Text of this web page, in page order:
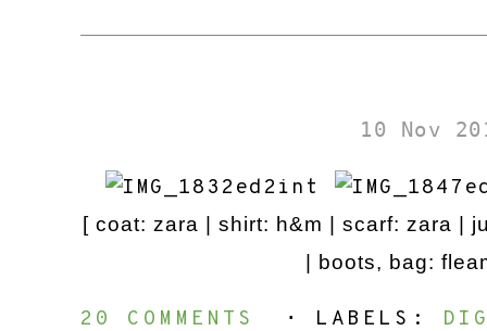
10 Nov
[ coat: zara | shirt: h&m | scarf: zara |
| boots, bag:
20 COMMENTS ⋅ LABELS: